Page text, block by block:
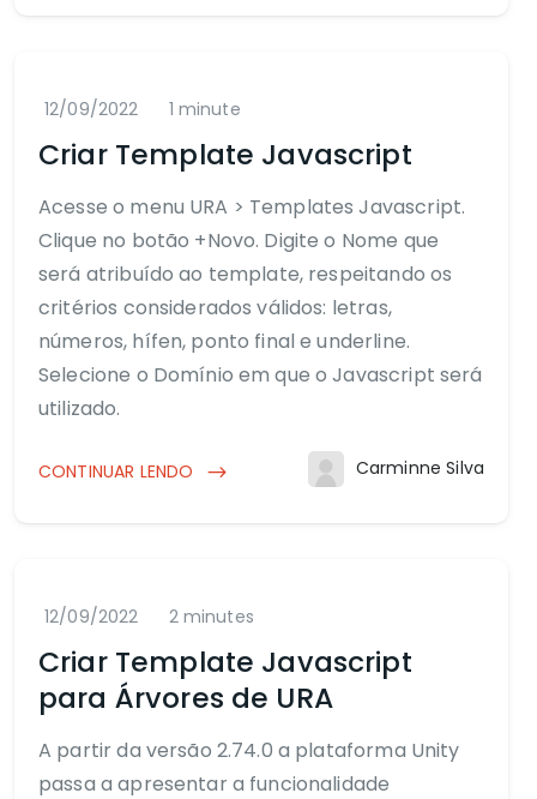
12/09/2022 1 minute
Criar Template Javascript
Acesse o menu URA > Templates Javascript.
Clique no botão +Novo. Digite o Nome que
será atribuído ao template, respeitando os
critérios considerados válidos: letras,
números, hífen, ponto final e underline.
Selecione o Domínio em que o Javascript será
utilizado.
CONTINUAR LENDO Carminne Silva
12/09/2022 2 minutes
Criar Template Javascript
para Árvores de URA
A partir da versão 2.74.0 a plataforma Unity
passa a apresentar a funcionalidade